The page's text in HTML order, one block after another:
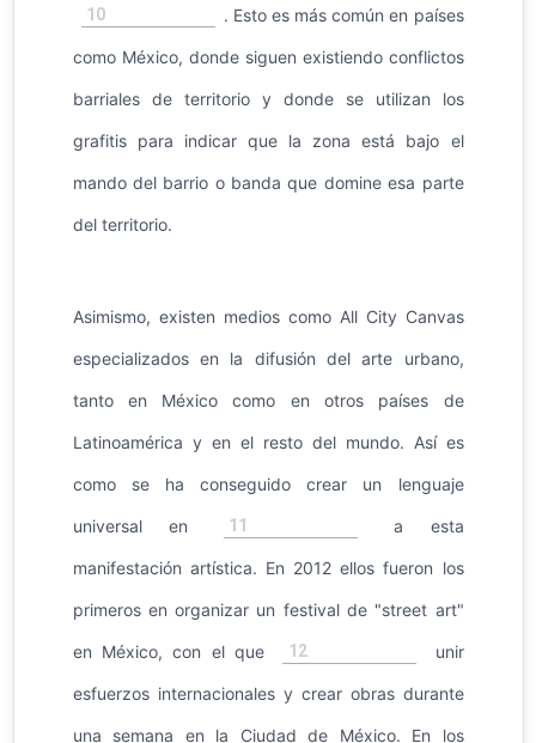
10 . Esto es más común en países
como México, donde siguen existiendo conflictos
barriales de territorio y donde se utilizan los
grafitis para indicar que la zona está bajo el
mando del barrio o banda que domine esa parte
del territorio.
Asimismo, existen medios como All City Canvas​
especializados en la difusión del arte urbano,
tanto en México como en otros países de
Latinoamérica y en el resto del mundo. Así es
como se ha conseguido crear un lenguaje
universal en 11 a esta
manifestación artística. En 2012 ellos fueron los
primeros en organizar un festival de "street art"
en México, con el que 12 unir
esfuerzos internacionales y crear obras durante
una semana en la Ciudad de México. En los